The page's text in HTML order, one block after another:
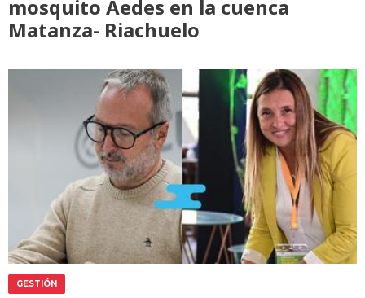
mosquito Aedes en la cuenca
Matanza- Riachuelo
GESTIÓN